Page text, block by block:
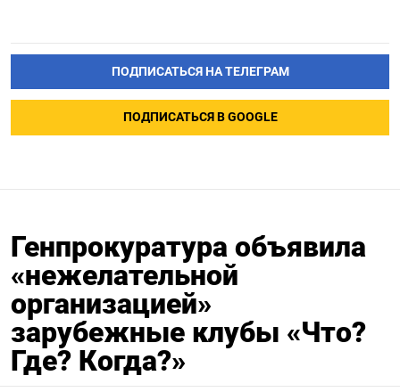
ПОДПИСАТЬСЯ НА ТЕЛЕГРАМ
ПОДПИСАТЬСЯ В GOOGLE
Генпрокуратура объявила
«нежелательной
организацией»
зарубежные клубы «Что?
Где? Когда?»